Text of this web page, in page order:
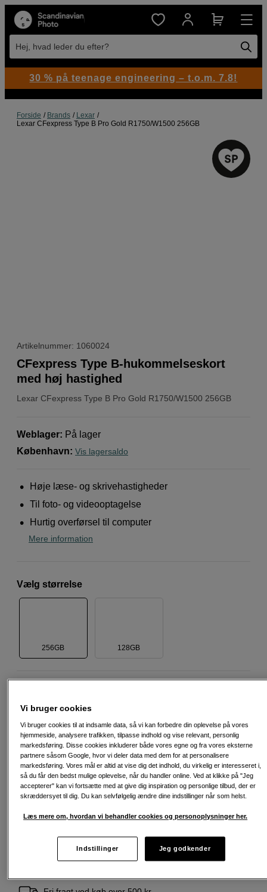
Hej, hvad leder du efter?
Forside Brands
Lexar
Lexar CFexpress Type B Pro Gold R1750/W1500 256GB
Artikelnummer: 1060024
Lexar CFexpress Type B Pro Gold R1750/W1500 256GB
CFexpress Type B-hukommelseskort
med høj hastighed
Weblager: På lager
København: Vis lagersaldo
Høje læse- og skrivehastigheder
Til foto- og videooptagelse
Hurtig overførsel til computer
Mere information
Vælg størrelse
256GB 128GB
Læg i indkøbskurv
Vi anbefaler
Dette er et produkt, vi virkelig godt kan lide. Hold
øje med symbolet for flere af vores udvalgte
30 % på teenage engineering – t.o.m. 7.8!
Vi bruger cookies
Vi bruger cookies til at indsamle data, så vi kan forbedre din oplevelse på vores
hjemmeside, analysere trafikken, tilpasse indhold og vise relevant, personlig
markedsføring. Disse cookies inkluderer både vores egne og fra vores eksterne
partnere såsom Google, hvor vi deler data med dem for at personalisere
markedsføring. Vores mål er altid at vise dig det indhold, du virkelig er interesseret i,
så du får den bedst mulige oplevelse, når du handler online. Ved at klikke på "Jeg
accepterer" kan vi fortsætte med at give dig inspiration og personlige tilbud, der er
skræddersyet til dig. Du kan selvfølgelig ændre dine indstillinger når som helst.
Læs mere om, hvordan vi behandler cookies og personoplysninger her.
Indstillinger Jeg godkender